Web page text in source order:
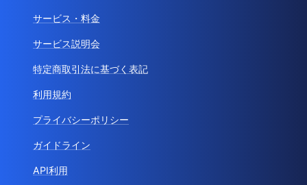
サービス・料金
サービス説明会
特定商取引法に基づく表記
利用規約
プライバシーポリシー
ガイドライン
API利用